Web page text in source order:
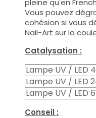
Vous pouvez
cohésion si vous
Nail-Art sur la
Catalysation :
Lampe UV / LED
Lampe UV / LED
Lampe UV / LED
Conseil :